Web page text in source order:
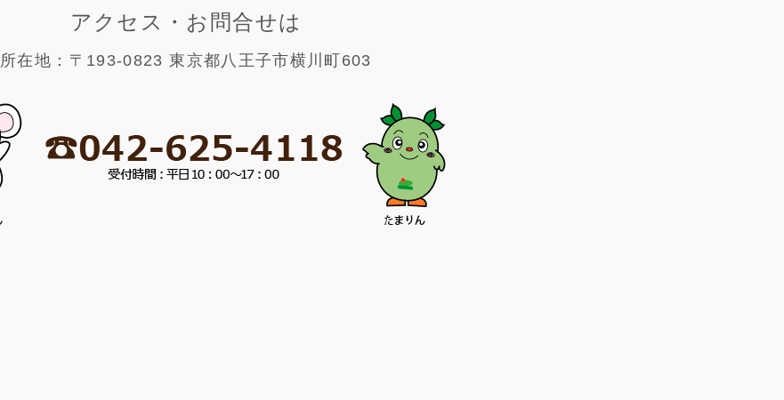
アクセス・お問合せは
所在地：〒193-0823 東京都八王子市横川町603